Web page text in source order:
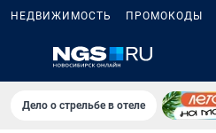
НЕДВИЖИМОСТЬ ПРОМОКОДЫ
Дело о стрельбе в отеле